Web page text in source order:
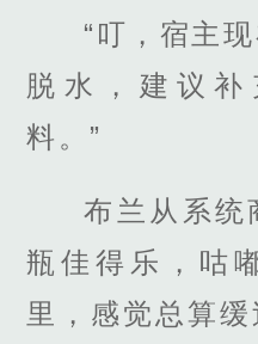
“叮，宿主
脱水，建议
料。”
布兰从系统
瓶佳得乐，咕
里，感觉总算